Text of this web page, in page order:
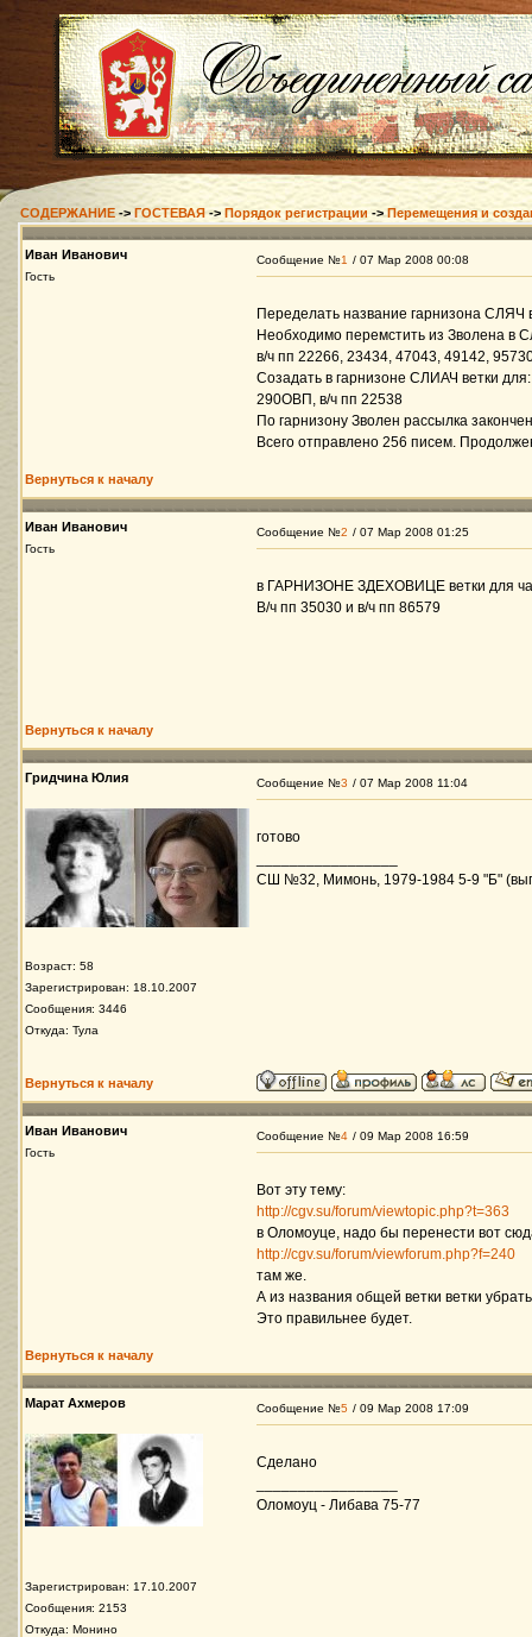
СОДЕРЖАНИЕ ->ГОСТЕВАЯ-> Порядок регистрации ->Перемещения и
Иван Иванович
Гость
Сообщение №1 / 07 Мар 2008 00:08
Переделать название гарнизона
Необходимо перемстить из Зволена в
в/ч пп 22266, 23434, 47043, 49142,
Созадать в гарнизоне СЛИАЧ ветки для:
290ОВП, в/ч пп 22538
По гарнизону Зволен рассылка
Всего отправлено 256 писем.
Вернуться к началу
Иван Иванович
Гость
Сообщение №2 / 07 Мар 2008 01:25
в ГАРНИЗОНЕ ЗДЕХОВИЦЕ ветки для
В/ч пп 35030 и в/ч пп 86579
Вернуться к началу
Гридчина Юлия
Возраст: 58
Зарегистрирован: 18.10.2007
Сообщения: 3446
Откуда: Тула
Сообщение №3 / 07 Мар 2008 11:04
готово
СШ №32, Мимонь, 1979-1984 5-9 "Б"
Вернуться к началу
Иван Иванович
Гость
Сообщение №4 / 09 Мар 2008 16:59
Вот эту тему:
http://cgv.su/forum/viewtopic.php?t=363
в Оломоуце, надо бы перенести вот
http://cgv.su/forum/viewforum.php?f=240
там же.
А из названия общей ветки ветки
Это правильнее будет.
Вернуться к началу
Марат Ахмеров
Зарегистрирован: 17.10.2007
Сообщения: 2153
Откуда: Монино
Сообщение №5 / 09 Мар 2008 17:09
Сделано
Оломоуц - Либава 75-77